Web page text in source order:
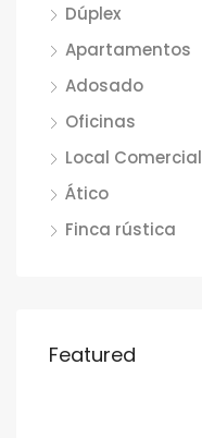
Dúplex
Apartamentos
Adosado
Oficinas
Local Comercial
Ático
Finca rústica
Featured